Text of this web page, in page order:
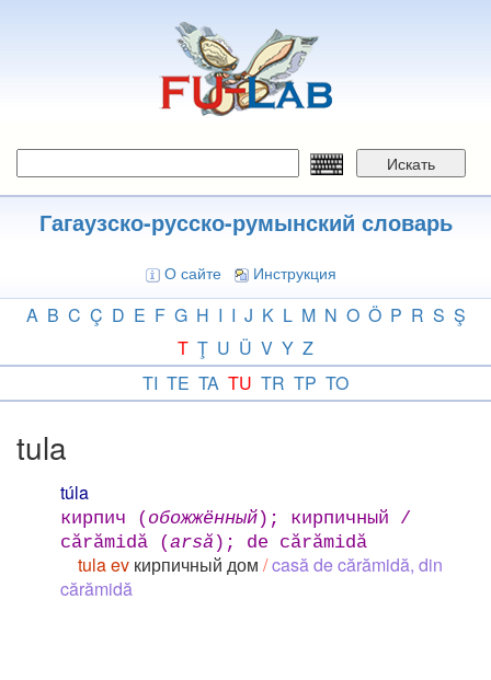
Искать
Гагаузско-русско-румынский словарь
О сайте Инструкция
A B C Ç D E F G H I I J K L M N O Ö P R S Ş
T Ţ U Ü V Y Z
TI TE TA TU TR TP TO
tula
túla
кирпич (обожжённый); кирпичный /
cărămidă (arsă ); de cărămidă
tula ev кирпичный дом /casă de cărămidă, din
cărămidă